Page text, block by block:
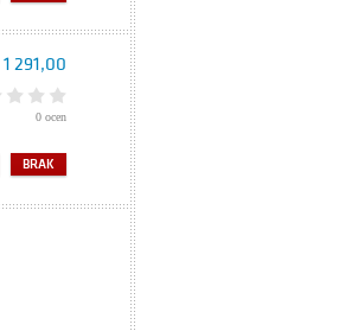
1 291,00
0 ocen
BRAK